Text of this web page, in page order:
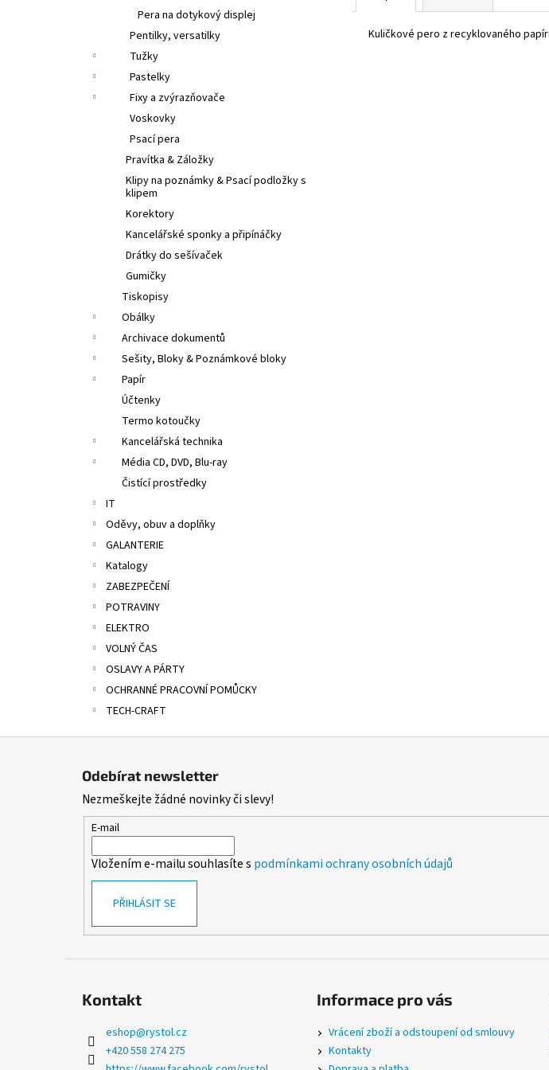
Pera na dotykový displej
Pentilky, versatilky
Tužky
Pastelky
Fixy a zvýrazňovače
Voskovky
Psací pera
Pravítka & Záložky
Klipy na poznámky & Psací podložky s
klipem
Korektory
Kancelářské sponky a připínáčky
Drátky do sešívaček
Gumičky
Tiskopisy
Obálky
Archivace dokumentů
Sešity, Bloky & Poznámkové bloky
Papír
Účtenky
Termo kotoučky
Kancelářská technika
Média CD, DVD, Blu-ray
Čistící prostředky
IT
Oděvy, obuv a doplňky
GALANTERIE
Katalogy
ZABEZPEČENÍ
POTRAVINY
ELEKTRO
VOLNÝ ČAS
OSLAVY A PÁRTY
OCHRANNÉ PRACOVNÍ POMŮCKY
TECH-CRAFT
Kuličkové pero z recyklovaného
Odebírat newsletter
Nezmeškejte žádné novinky či slevy!
E-mail
Vložením e-mailu souhlasíte s podmínkami ochrany osobních údajů
PŘIHLÁSIT SE
Kontakt
eshop@rystol.cz
+420 558 274 275
Informace pro vás
Vrácení zboží a odstoupení od smlouvy
Kontakty